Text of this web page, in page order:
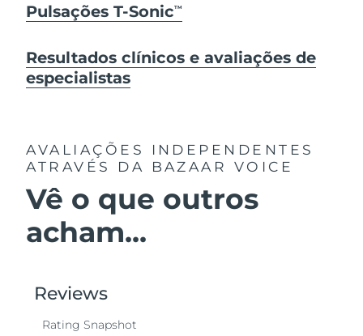
Pulsações T-SonicTM
Resultados clínicos e avaliações de
especialistas
AVALIAÇÕES INDEPENDENTES
ATRAVÉS DA BAZAAR VOICE
Vê o que outros
acham...